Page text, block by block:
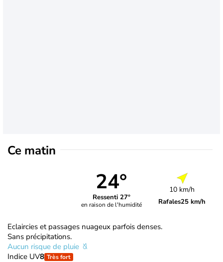
Ce matin
24°
Ressenti 27°
en raison de l'humidité
10 km/h
Rafales25 km/h
Eclaircies et passages nuageux parfois denses.
Sans précipitations.
Aucun risque de pluie
Indice UV8 Très fort